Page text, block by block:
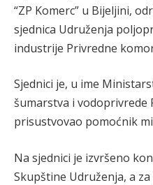
“ZP Komerc” u Bijeljini,
sjednica Udruženja
industrije Privredne
Sjednici je, u ime
šumarstva i vodoprivrede
prisustvovao pomoćnik
Na sjednici je izvršeno
Skupštine Udruženja, a